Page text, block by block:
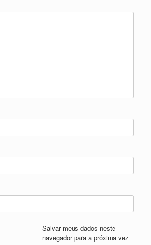
Salvar meus dados neste
navegador para a próxima vez